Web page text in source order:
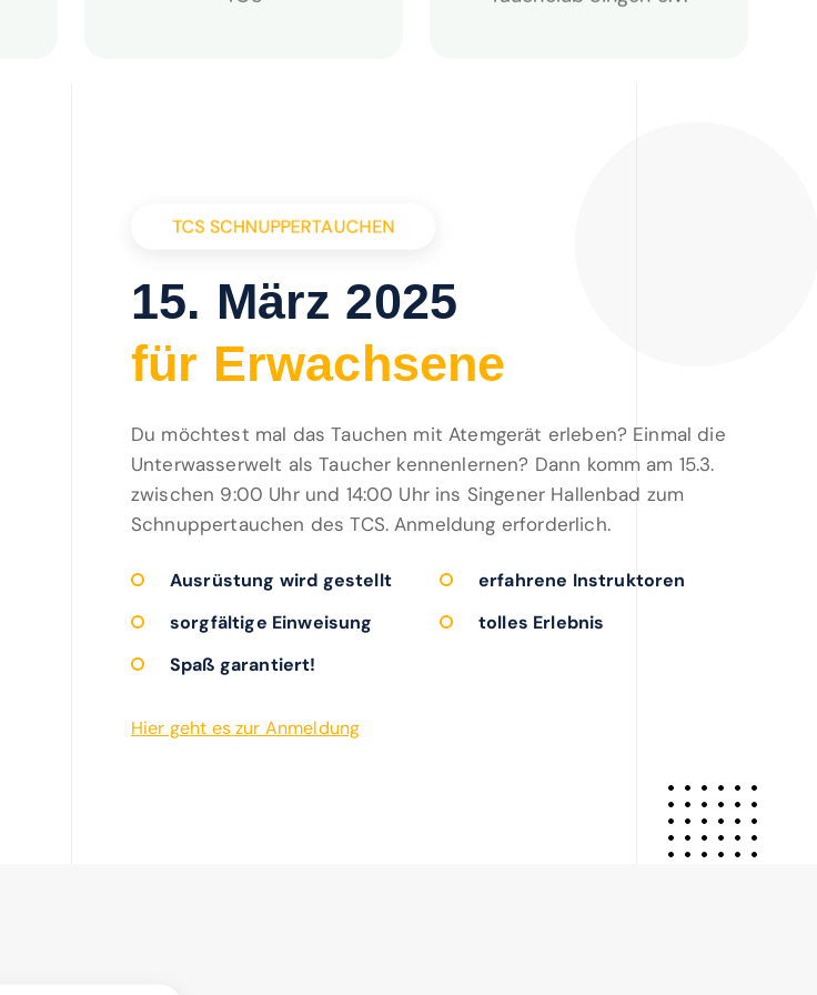
TCS SCHNUPPERTAUCHEN
15. März 2025
für Erwac hsene
i
Du möchtest mal das Tauchen mit Atemgerät erleben? Einmal die
Unterwasserwelt als Taucher kennenlernen? Dann komm am 15.3.
zwischen 9:00 Uhr und 14:00 Uhr ins Singener Hallenbad zum
Schnuppertauchen des TCS. Anmeldung erforderlich.
Ausrüstung wird gestellt
erfahrene Instruktoren
sorgfältige Einweisung
tolles Erlebnis
Spaß garantiert!
Hier geht es zur Anmeldung